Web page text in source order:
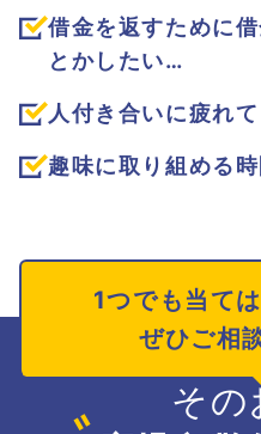
借金を返すために
とかしたい…
人付き合いに疲れ
趣味に取り組める
1つでも当て
ぜひご相
その